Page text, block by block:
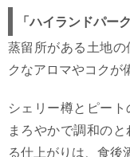
「ハイランドパー
蒸留所がある土地
クなアロマやコクが
シェリー樽とピー
まろやかで調和の
る仕上がりは、食後